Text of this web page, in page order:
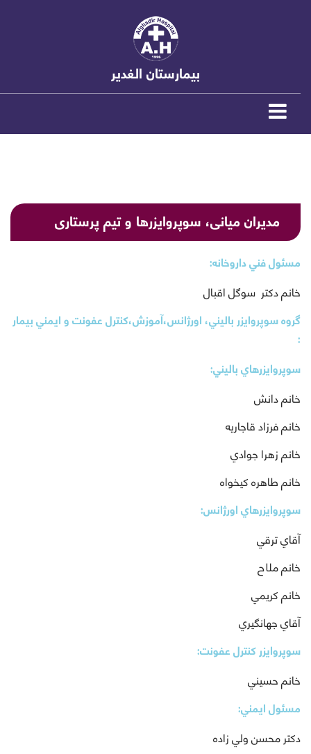
بیمارستان الغدیر
مدیران میانی، سوپروایزرها و تیم پرستاری
مسئول فني داروخانه:
خانم دكتر سوگل اقبال
گروه سوپروایزر باليني، اورژانس،آموزش،كنترل عفونت و ايمني بيمار
:
سوپروايزرهاي باليني:
خانم دانش
خانم فرزاد قاجاريه
خانم زهرا جوادي
خانم طاهره كيخواه
سوپروايزرهاي اورژانس:
آقاي ترقي
خانم ملاح
خانم كريمي
آقاي جهانگيري
سوپروايزر كنترل عفونت:
خانم حسيني
مسئول ايمني:
دكتر محسن ولي زاده